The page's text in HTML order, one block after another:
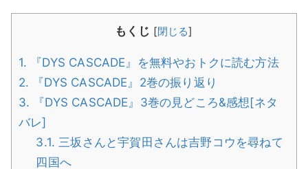
もくじ [閉じる]
1. 『DYS CASCADE』を無料やおトクに読む方法
2. 『DYS CASCADE』2巻の振り返り
3. 『DYS CASCADE』3巻の見どころ&感想[ネタ
バレ]
3.1. 三坂さんと宇賀田さんは吉野コウを尋ねて
四国へ